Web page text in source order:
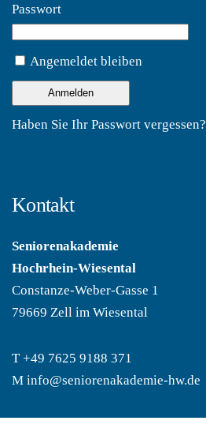
Passwort
Angemeldet bleiben
Haben Sie Ihr Passwort vergessen?
Kontakt
Seniorenakademie
Hochrhein-Wiesental
Constanze-Weber-Gasse 1
79669 Zell im Wiesental
T+49 7625 9188 371
M info@seniorenakademie-hw.de